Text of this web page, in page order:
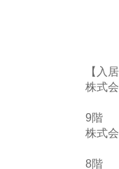
【入
株式
9階
株式
8階